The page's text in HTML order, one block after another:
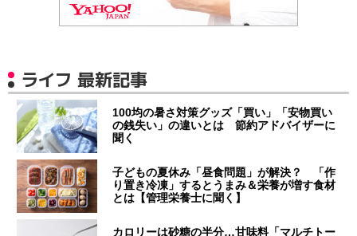
ライフ 最新記事
100均の暑さ対策グッズ「買い」「安物買い
の銭失い」の違いとは 節約アドバイザーに
聞く
子どもの夏休み「昼食問題」が解決？ 「作
り置き冷凍」するとうまみ＆栄養が増す食材
とは【管理栄養士に聞く】
カロリーは砂糖の半分…甘味料「マルチトー